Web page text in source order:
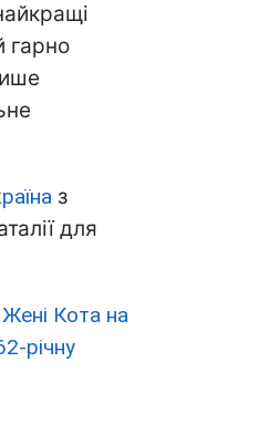
гарно
з
для
Кота на
річну